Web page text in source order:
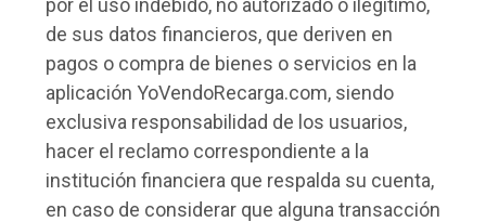
por el uso indebido, no autorizado o ilegitimo,
de sus datos financieros, que deriven en
pagos o compra de bienes o servicios en la
aplicación YoVendoRecarga.com, siendo
exclusiva responsabilidad de los usuarios,
hacer el reclamo correspondiente a la
institución financiera que respalda su cuenta,
en caso de considerar que alguna transacción